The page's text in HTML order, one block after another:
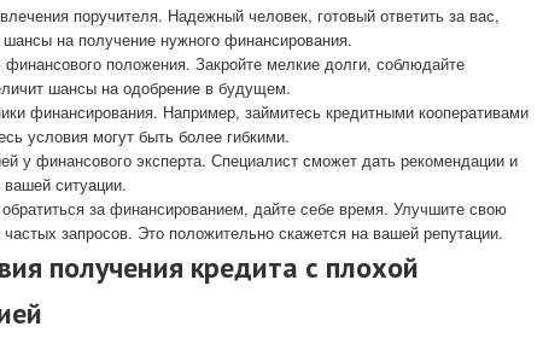
поручителя. Надежный человек, готовый ответить за вас,
на получение нужного финансирования.
положения. Закройте мелкие долги, соблюдайте
шансы на одобрение в будущем.
финансирования. Например, займитесь кредитными кооперативами
условия могут быть более гибкими.
у финансового эксперта. Специалист сможет дать рекомендации и
вашей ситуации.
за финансированием, дайте себе время. Улучшите свою
запросов. Это положительно скажется на вашей репутации.
получения кредита с плохой